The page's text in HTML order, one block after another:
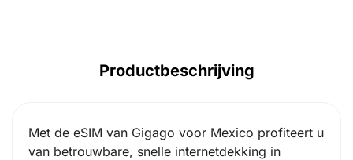
Productbeschrijving
Met de eSIM van Gigago voor Mexico profiteert u
van betrouwbare, snelle internetdekking in